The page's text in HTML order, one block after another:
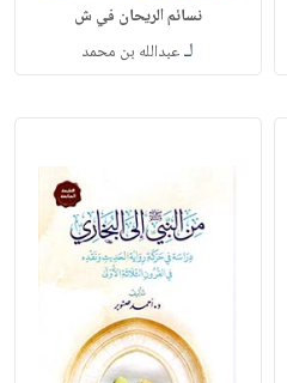
نسائم الريحان في ش
لـعبدالله بن محمد